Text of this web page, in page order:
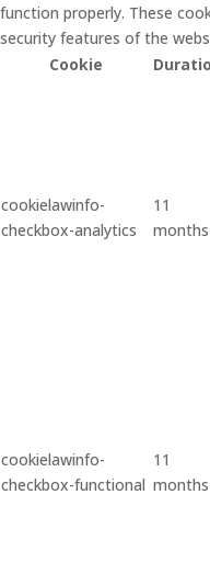
function properly. These
security features of the
Cookie
cookielawinfo-
checkbox-analytics
11
months
cookielawinfo-
checkbox-functional
11
months